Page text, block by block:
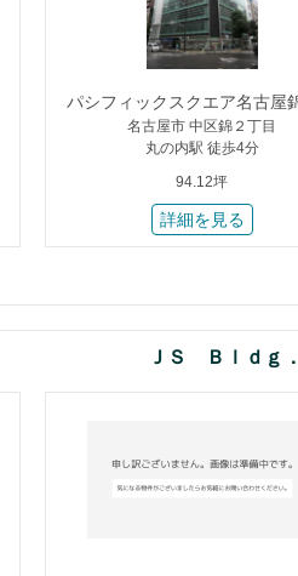
パシフィックスクエア名古屋
名古屋市 中区錦２丁目
丸の内駅 徒歩4分
94.12坪
詳細を見る
ＪＳ Ｂｌｄｇ